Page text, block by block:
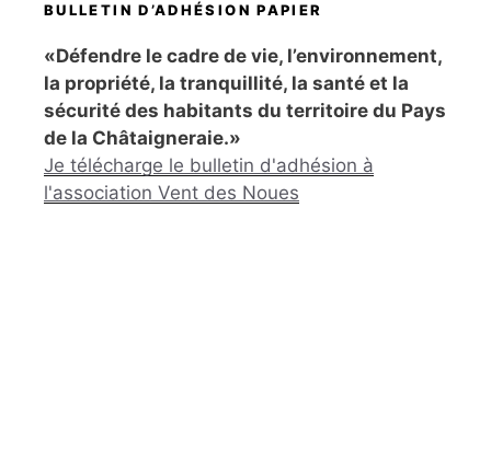
BULLETIN D’ADHÉSION PAPIER
«Défendre le cadre de vie, l’environnement,
la propriété, la tranquillité, la santé et la
sécurité des habitants du territoire du Pays
de la Châtaigneraie.»
Je télécharge le bulletin d'adhésion à
l'association Vent des Noues